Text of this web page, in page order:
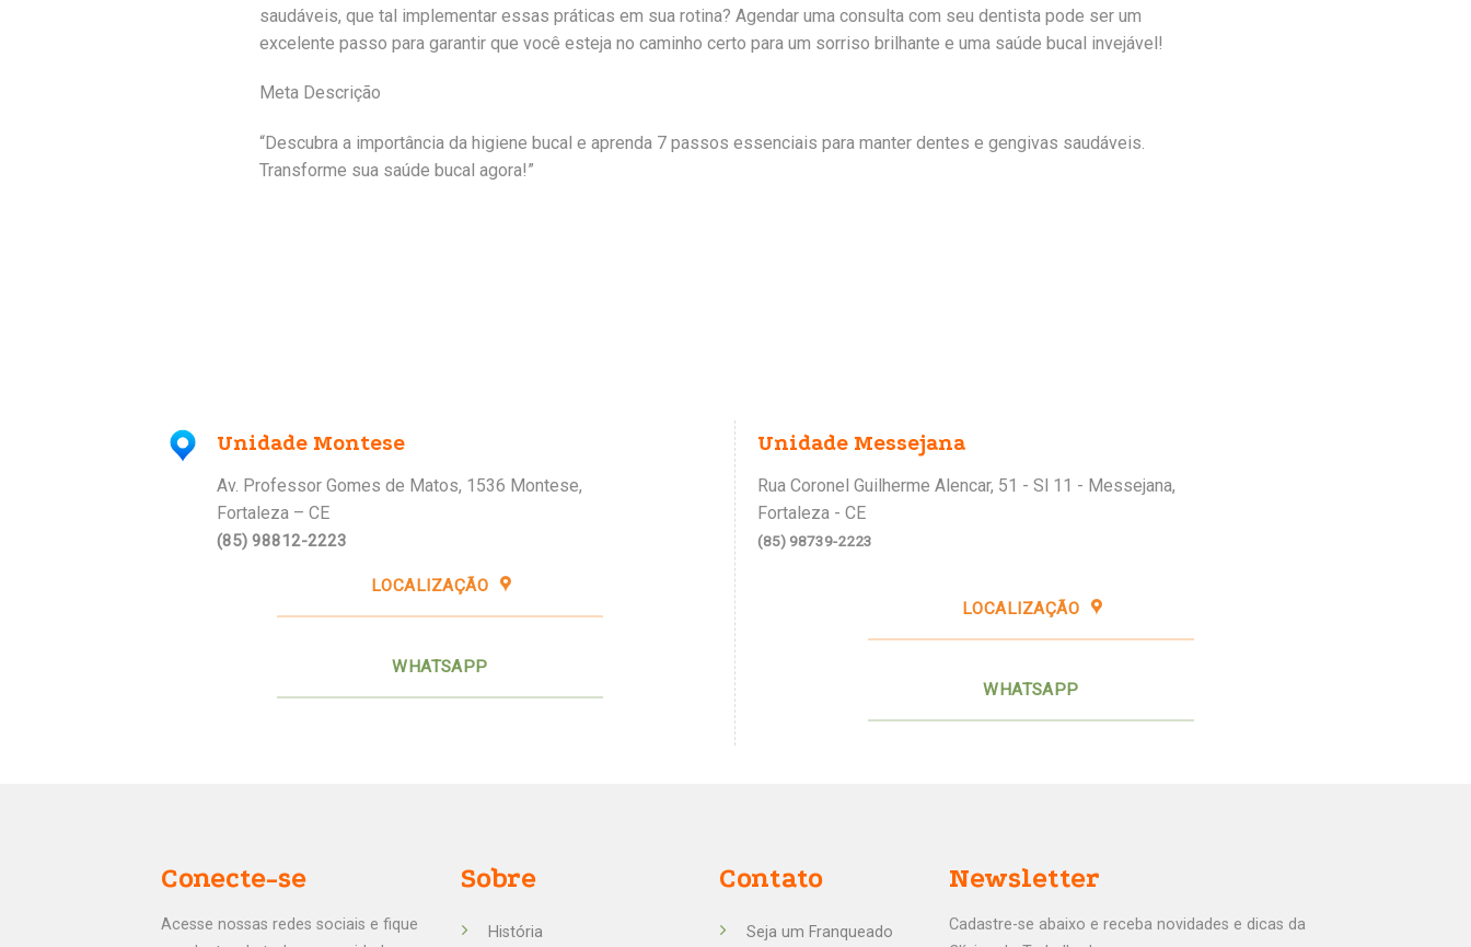
saudáveis, que tal implementar essas práticas em sua rotina? Agendar uma consulta com seu dentista pode ser um
excelente passo para garantir que você esteja no caminho certo para um sorriso brilhante e uma saúde bucal invejável!
Meta Descrição
“Descubra a importância da higiene bucal e aprenda 7 passos essenciais para manter dentes e gengivas saudáveis.
Transforme sua saúde bucal agora!”
Unidade Montese
Av. Professor Gomes de Matos, 1536 Montese,
Fortaleza – CE
(85) 98812-2223
LOCALIZAÇÃO
WHATSAPP
Unidade Messejana
Rua Coronel Guilherme Alencar, 51 - Sl 11 - Messejana,
Fortaleza - CE
(85) 98739-2223
LOCALIZAÇÃO
WHATSAPP
Conecte-se
Acesse nossas redes sociais e fique
Sobre
História
Contato
Seja um Franqueado
Newsletter
Cadastre-se abaixo e receba novidades e dicas da